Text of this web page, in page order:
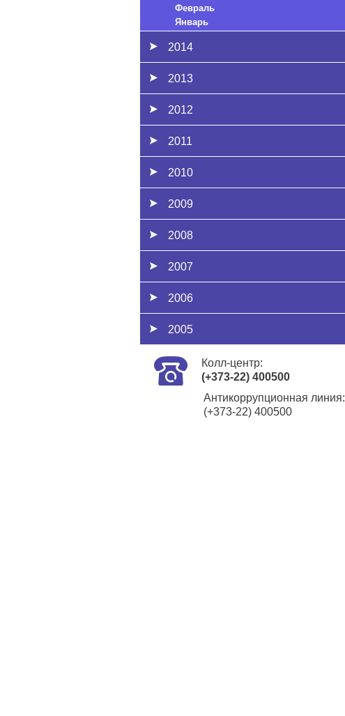
Февраль
Январь
2014
2013
2012
2011
2010
2009
2008
2007
2006
2005
Колл-центр:
(+373-22) 400500
Антикоррупционная линия:
(+373-22) 400500